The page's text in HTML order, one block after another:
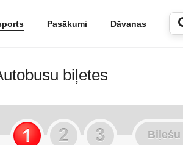
Pasākumi Dāvanas
biļetes
Biļešu